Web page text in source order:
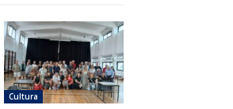
Cultura